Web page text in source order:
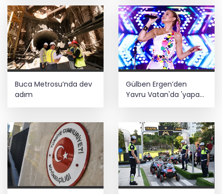
Bursa Keles'te Fetih coşkusu
Buca Metrosu’nda dev
adım
Gülben Ergen’den
Yavru Vatan'da 'yapay